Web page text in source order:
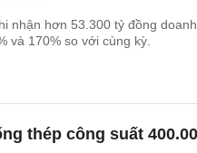
nhận hơn 53.300 tỷ đồng
và 170% so với cùng kỳ.
thép công suất